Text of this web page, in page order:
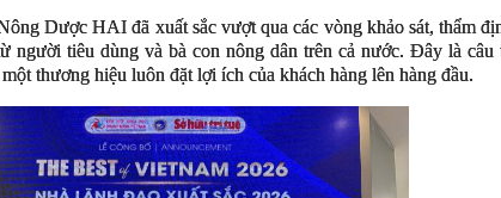
Dược HAI đã xuất sắc vượt qua các vòng khảo sát, thẩm
người tiêu dùng và bà con nông dân trên cả nước. Đây là
thương hiệu luôn đặt lợi ích của khách hàng lên hàng đầu.